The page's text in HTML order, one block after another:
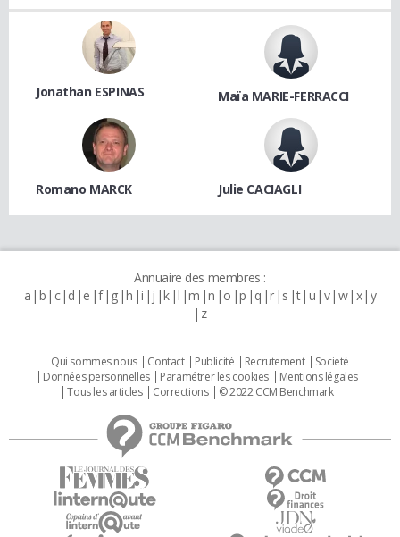
Jonathan ESPINAS Maïa MARIE-FERRACCI
Romano MARCK Julie CACIAGLI
Annuaire des membres :
a b c d e f g h i j k l m n o p q r s t u v w x y
z
Qui sommes nous Contact Publicité Recrutement
Societé
Données personnelles
Paramétrer les cookies
Mentions légales
Tous les articles
Corrections © 2022 CCM Benchmark